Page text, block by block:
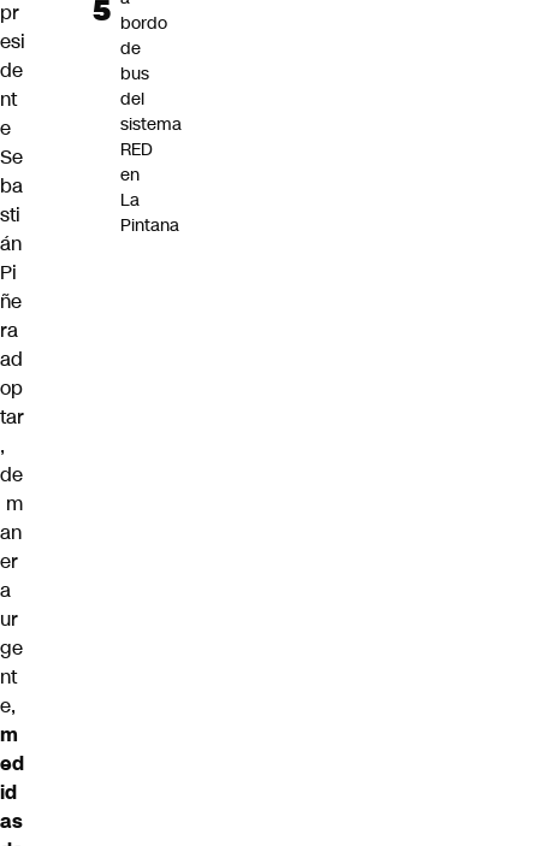
pr
esi
de
nt
e
Se
ba
sti
án
Pi
ñe
ra
ad
op
tar
,
de
m
an
er
a
ur
ge
nt
e,
m
ed
id
as
bordo
de
bus
del
sistema
RED
en
La
Pintana